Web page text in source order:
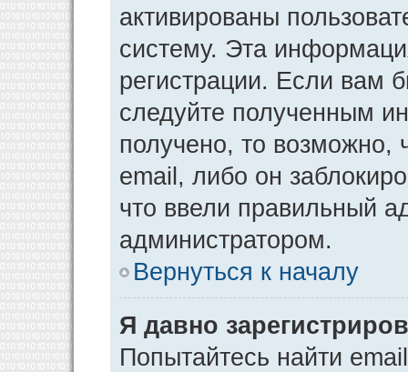
активированы
систему. Эта
регистрации. Если вам
следуйте полученным
получено, то возможно,
email, либо он
что ввели правильный
администратором.
Вернуться к началу
Я давно
Попытайтесь найти